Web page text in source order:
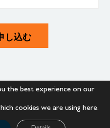
し込む
+1.866.682.2715
the best experience on our
cookies we are using here.